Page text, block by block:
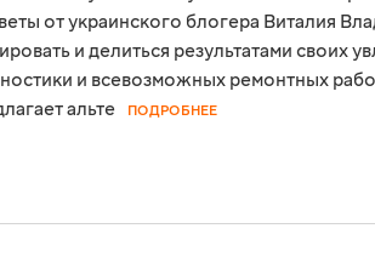
от украинского блогера Виталия
и делиться результатами своих
и всевозможных ремонтных
альте
ПОДРОБНЕЕ